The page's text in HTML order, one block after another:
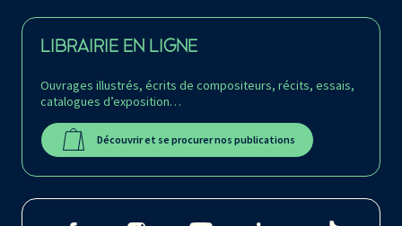
LIBRAIRIE EN LIGNE
Ouvrages illustrés, écrits de compositeurs, récits, essais,
catalogues d’exposition…
Découvrir et se procurer nos publications